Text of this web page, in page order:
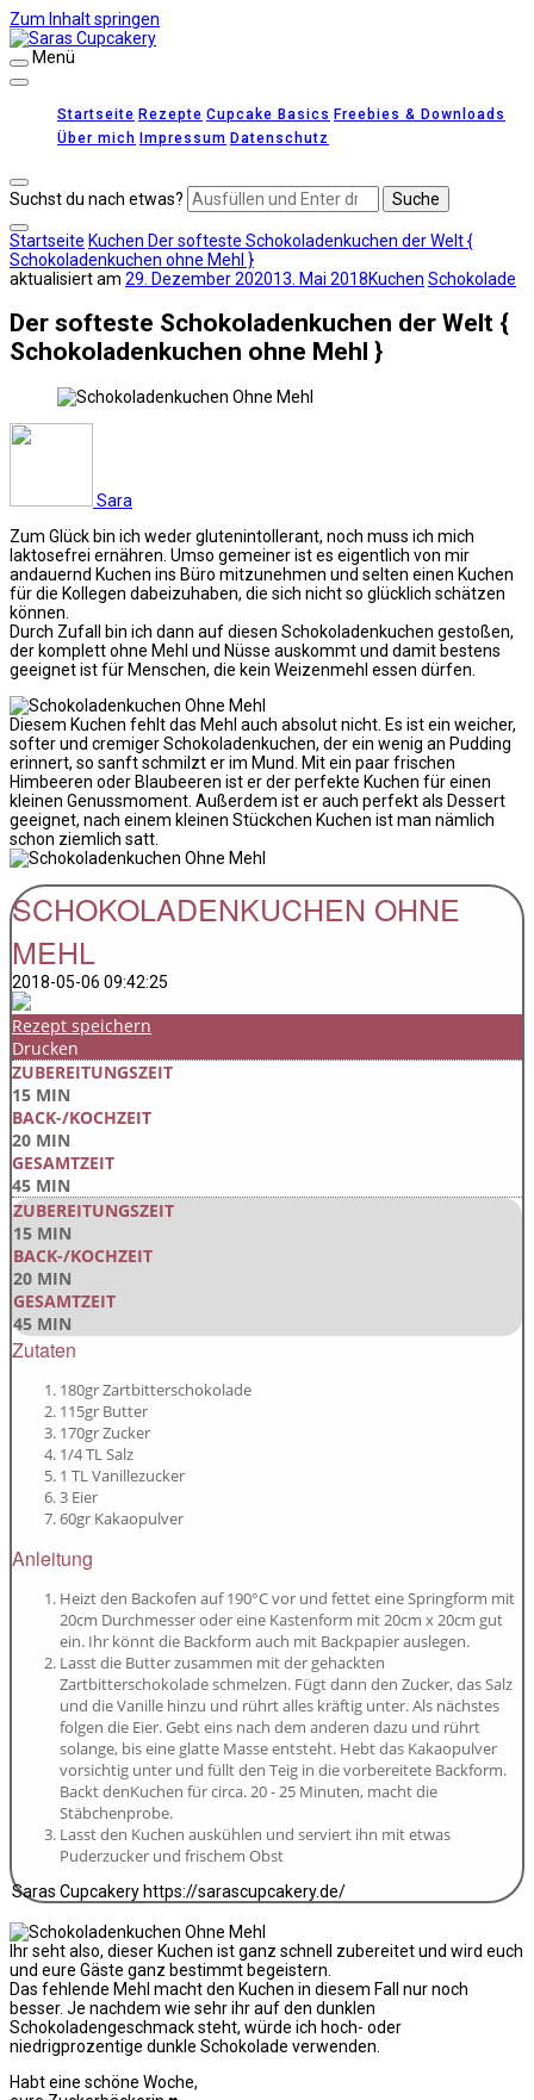
Zum Inhalt springen
Menü
Startseite Rezepte Cupcake Basics Freebies & Downloads
Über mich Impressum Datenschutz
Suchst du nach etwas?
Startseite Kuchen Der softeste Schokoladenkuchen der Welt {
Schokoladenkuchen ohne Mehl }
aktualisiert am 29. Dezember 202013. Mai 2018Kuchen Schokolade
Der softeste Schokoladenkuchen der Welt {
Schokoladenkuchen ohne Mehl }
Sara
Zum Glück bin ich weder glutenintollerant, noch muss ich mich
laktosefrei ernähren. Umso gemeiner ist es eigentlich von mir
andauernd Kuchen ins Büro mitzunehmen und selten einen Kuchen
für die Kollegen dabeizuhaben, die sich nicht so glücklich schätzen
können.
Durch Zufall bin ich dann auf diesen Schokoladenkuchen gestoßen,
der komplett ohne Mehl und Nüsse auskommt und damit bestens
geeignet ist für Menschen, die kein Weizenmehl essen dürfen.
Diesem Kuchen fehlt das Mehl auch absolut nicht. Es ist ein weicher,
softer und cremiger Schokoladenkuchen, der ein wenig an Pudding
erinnert, so sanft schmilzt er im Mund. Mit ein paar frischen
Himbeeren oder Blaubeeren ist er der perfekte Kuchen für einen
kleinen Genussmoment. Außerdem ist er auch perfekt als Dessert
geeignet, nach einem kleinen Stückchen Kuchen ist man nämlich
schon ziemlich satt.
SCHOKOLADENKUCHEN OHNE
MEHL
2018-05-06 09:42:25
Rezept speichern
Drucken
ZUBEREITUNGSZEIT
15 MIN
BACK-/KOCHZEIT
20 MIN
GESAMTZEIT
45 MIN
ZUBEREITUNGSZEIT
15 MIN
BACK-/KOCHZEIT
20 MIN
GESAMTZEIT
45 MIN
Zutaten
180gr Zartbitterschokolade
115gr Butter
170gr Zucker
1/4 TL Salz
1 TL Vanillezucker
3 Eier
60gr Kakaopulver
Anleitung
Heizt den Backofen auf 190°C vor und fettet eine Springform mit
20cm Durchmesser oder eine Kastenform mit 20cm x 20cm gut
ein. Ihr könnt die Backform auch mit Backpapier auslegen.
Lasst die Butter zusammen mit der gehackten
Zartbitterschokolade schmelzen. Fügt dann den Zucker, das Salz
und die Vanille hinzu und rührt alles kräftig unter. Als nächstes
folgen die Eier. Gebt eins nach dem anderen dazu und rührt
solange, bis eine glatte Masse entsteht. Hebt das Kakaopulver
vorsichtig unter und füllt den Teig in die vorbereitete Backform.
Backt denKuchen für circa. 20 - 25 Minuten, macht die
Stäbchenprobe.
Lasst den Kuchen auskühlen und serviert ihn mit etwas
Puderzucker und frischem Obst
Saras Cupcakery https://sarascupcakery.de/
Ihr seht also, dieser Kuchen ist ganz schnell zubereitet und wird euch
und eure Gäste ganz bestimmt begeistern.
Das fehlende Mehl macht den Kuchen in diesem Fall nur noch
besser. Je nachdem wie sehr ihr auf den dunklen
Schokoladengeschmack steht, würde ich hoch- oder
niedrigprozentige dunkle Schokolade verwenden.
Habt eine schöne Woche,